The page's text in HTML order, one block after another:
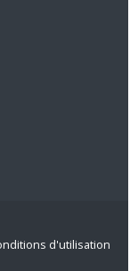
d'utilisation